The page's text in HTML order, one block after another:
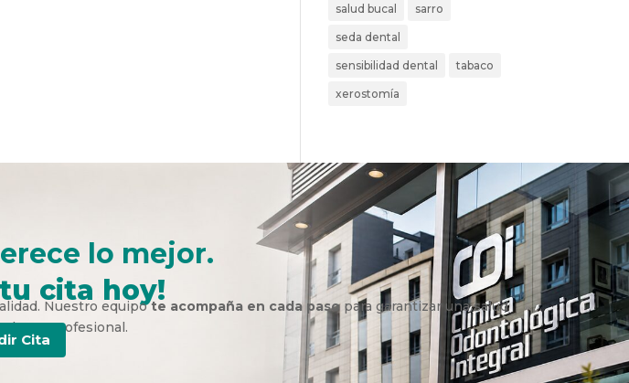
salud bucal sarro
seda dental
sensibilidad dental tabaco
xerostomía
lo mejor.
tu cita hoy!
Nuestro equipote acompaña en cada pasopara garantizar una salud
y profesional.
Cita